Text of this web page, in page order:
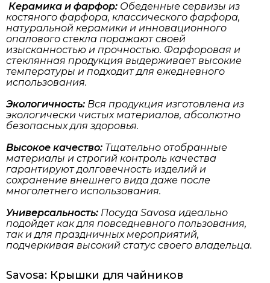
Керамика и фарфор: Обеденные сервизы из
костяного фарфора, классического фарфора,
натуральной керамики и инновационного
опалового стекла поражают своей
изысканностью и прочностью. Фарфоровая и
стеклянная продукция выдерживает высокие
температуры и подходит для ежедневного
использования.
Экологичность: Вся продукция изготовлена из
экологически чистых материалов, абсолютно
безопасных для здоровья.
Высокое качество: Тщательно отобранные
материалы и строгий контроль качества
гарантируют долговечность изделий и
сохранение внешнего вида даже после
многолетнего использования.
Универсальность: Посуда Savosa идеально
подойдет как для повседневного пользования,
так и для праздничных мероприятий,
подчеркивая высокий статус своего владельца.
Savosa: Крышки для чайников